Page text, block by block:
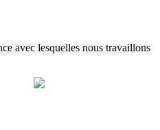
avec lesquelles nous travaillons